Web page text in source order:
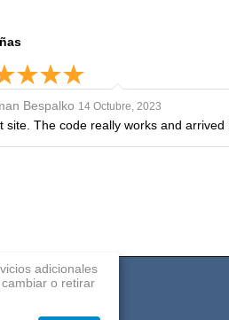
Bespalko 14 Octubre, 2023
site. The code really works and arrived
Programa de afiliación
Contactos
adicionales
o retirar